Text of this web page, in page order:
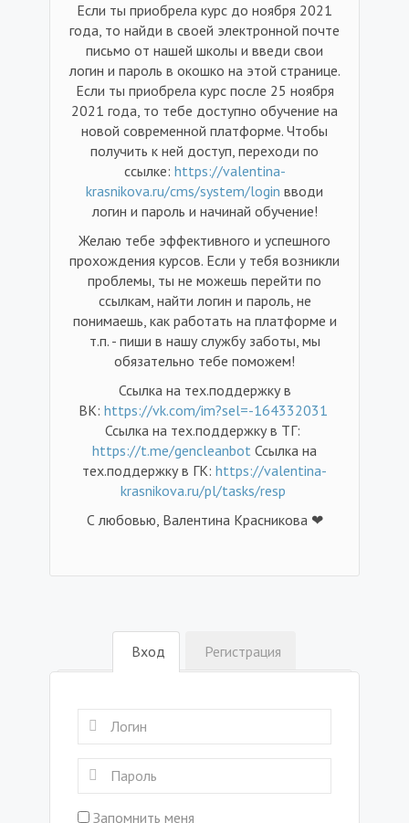
Если ты приобрела курс до ноября 2021
года, то найди в своей электронной почте
письмо от нашей школы и введи свои
логин и пароль в окошко на этой странице.
Если ты приобрела курс после 25 ноября
2021 года, то тебе доступно обучение на
новой современной платформе. Чтобы
получить к ней доступ, переходи по
ссылке: https://valentina-
krasnikova.ru/cms/system/login вводи
логин и пароль и начинай обучение!
Желаю тебе эффективного и успешного
прохождения курсов. Если у тебя возникли
проблемы, ты не можешь перейти по
ссылкам, найти логин и пароль, не
понимаешь, как работать на платформе и
т.п. - пиши в нашу службу заботы, мы
обязательно тебе поможем!
Ссылка на тех.поддержку в
ВК: https://vk.com/im?sel=-164332031
Ссылка на тех.поддержку в ТГ:
https://t.me/gencleanbot Ссылка на
тех.поддержку в ГК: https://valentina-
krasnikova.ru/pl/tasks/resp
С любовью, Валентина Красникова ❤
Вход Регистрация
Запомнить меня